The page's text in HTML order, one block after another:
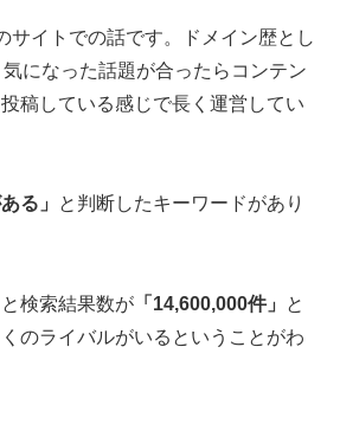
サイトでの話です。ドメイン歴とし
になった話題が合ったらコンテン
稿している感じで長く運営してい
る」
と判断したキーワードがあり
検索結果数が 「14,600,000件」
と
のライバルがいるということがわ